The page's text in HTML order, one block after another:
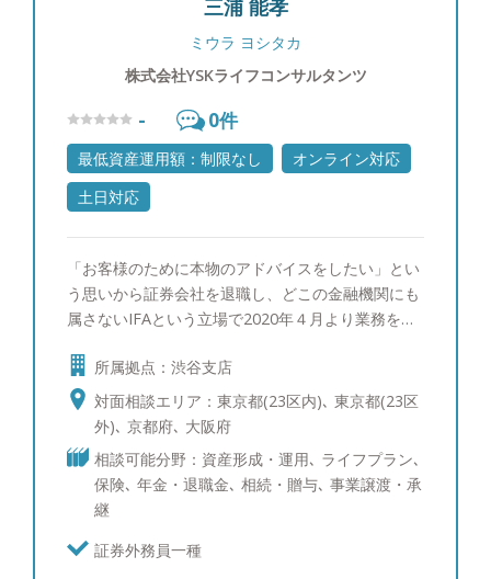
三浦 能孝
ミウラ ヨシタカ
株式会社YSKライフコンサルタンツ
- 0件
最低資産運用額：制限なし
オンライン対応
土日対応
「お客様のために本物のアドバイスをしたい」とい
う思いから証券会社を退職し、どこの金融機関にも
属さないIFAという立場で2020年４月より業務を行
しては、資産運用、相続コンサルティングを行って
きました。法人のお客様に対しては、資産運用に加
え、資本政策、Ｍ＆Ａ、資金調達の助言を行ってき
ました。 私の信念は「お客様を中心に考え、行動
する」 というシンプルなものです。お客様の最善
の利益の観点から投資助言を行い、お客様と長くお
付き合いすることを目指しています。 私は、販売
員ではありません。コンサルタントとして、お客様
所属拠点：渋谷支店
対面相談エリア：東京都(23区内)､ 東京都(23区
外)､ 京都府､ 大阪府
相談可能分野：資産形成・運用､ ライフプラン､
保険､ 年金・退職金､ 相続・贈与､ 事業譲渡・承
継
証券外務員一種